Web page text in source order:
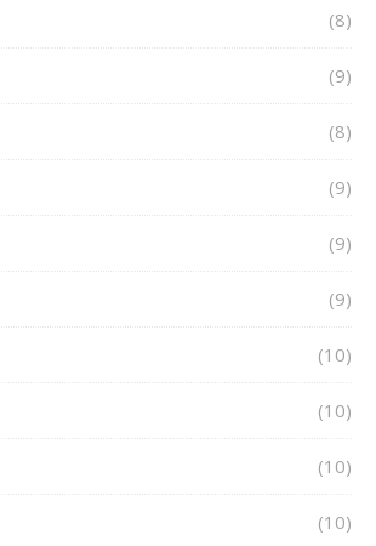
(8)
(9)
(8)
(9)
(9)
(9)
(10)
(10)
(10)
(10)